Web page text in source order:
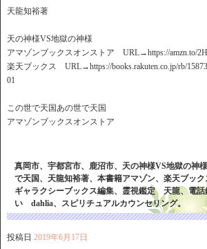
天龍知裕著
天の神様VS地獄の神様
アマゾンブックスオンストア URL→https://amzn.to/
楽天ブックス URL→https://books.rakuten.co.jp/rb/
01
この世で天国あの世で天国
アマゾンブックスオンストア
真岡市、宇都宮市、鹿沼市、天の神様VS地獄の神
で天国、天龍知裕著、本書籍アマゾン、楽天ブッ
ギャラクシーブックス編集、霊視鑑定 天龍、電話
い dahlia、スピリチュアルカウンセリング。
投稿日 2019年6月17日